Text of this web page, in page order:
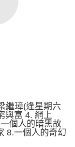
繼璋(逢星期六
與富 4. 網上
個人的暗黑故
8.一個人的奇幻